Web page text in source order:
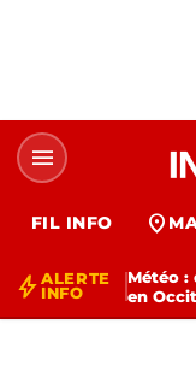
menu
FIL INFO location_on
bolt ALERTE
INFO
Météo :
en